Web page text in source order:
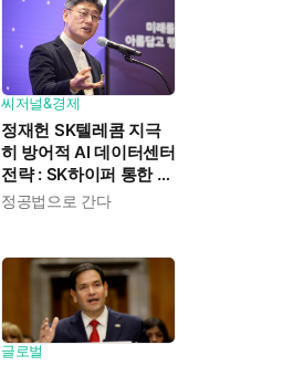
씨저널&경제
정재헌 SK텔레콤 지극
히 방어적 AI 데이터센터
전략 : SK하이퍼 통한 리
스크 분산에 "가져갈 수
정공법으로 간다
글로벌